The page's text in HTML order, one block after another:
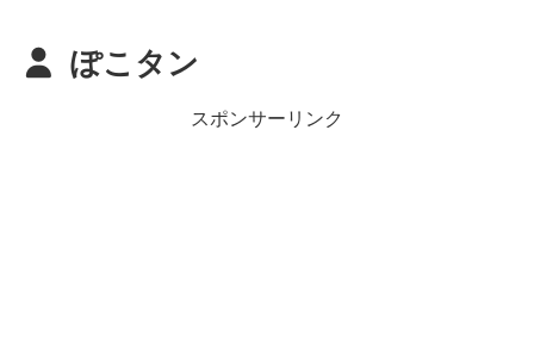
ぽこタン
スポンサーリンク